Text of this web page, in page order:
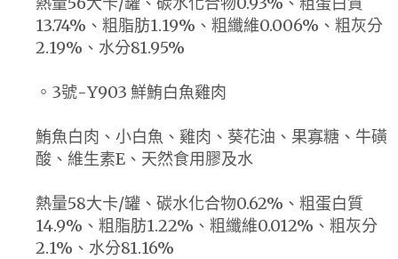
13.74%、粗脂肪1.19%、粗纖維0.006%、粗灰分
2.19%、水分81.95%
。3號-Y903 鮮鮪白魚雞肉
鮪魚白肉、小白魚、雞肉、葵花油、果寡糖、牛磺
酸、維生素E、天然食用膠及水
熱量58大卡/罐、碳水化合物0.62%、粗蛋白質
14.9%、粗脂肪1.22%、粗纖維0.012%、粗灰分
2.1%、水分81.16%